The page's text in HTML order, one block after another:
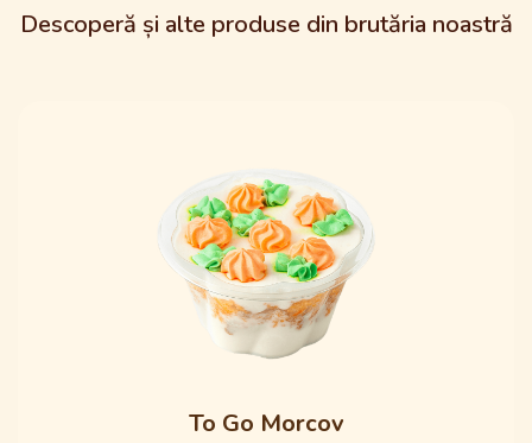
Descoperă și alte produse din brutăria noastră
To Go Morcov